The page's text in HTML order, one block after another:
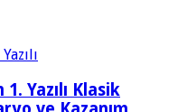
1. Yazılı Klasik